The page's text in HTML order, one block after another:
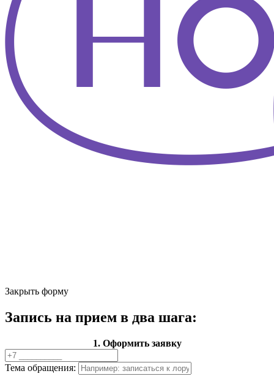
Закрыть форму
Запись на прием в два шага:
1. Оформить заявку
Тема обращения: